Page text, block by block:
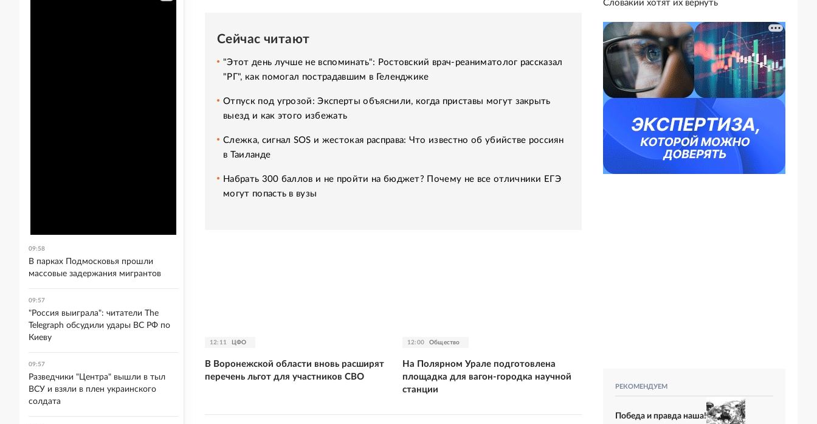
Сейчас читают
"Этот день лучше не вспоминать": Ростовский врач-реаниматолог рассказал
"РГ", как помогал пострадавшим в Геленджике
Отпуск под угрозой: Эксперты объяснили, когда приставы могут закрыть
выезд и как этого избежать
Слежка, сигнал SOS и жестокая расправа: Что известно об убийстве россиян
в Таиланде
Набрать 300 баллов и не пройти на бюджет? Почему не все отличники ЕГЭ
могут попасть в вузы
12:11 ЦФО
В Воронежской области вновь расширят
перечень льгот для участников СВО
12:00 Общество
На Полярном Урале подготовлена
площадка для вагон-городка научной
станции
Словакии хотят их вернуть
РЕКОМЕНДУЕМ
Победа и правда наша!
09:58
В парках Подмосковья прошли
массовые задержания мигрантов
09:57
"Россия выиграла": читатели The
Telegraph обсудили удары ВС РФ по
Киеву
09:57
Разведчики "Центра" вышли в тыл
ВСУ и взяли в плен украинского
солдата